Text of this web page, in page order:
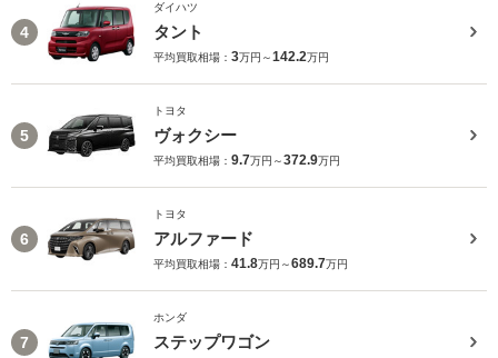
4
ダイハツ
タント
平均買取相場： 3万円～142.2万円
5
トヨタ
ヴォクシー
平均買取相場： 9.7万円～372.9万円
6
トヨタ
アルファード
平均買取相場： 41.8万円～689.7万円
7
ホンダ
ステップワゴン